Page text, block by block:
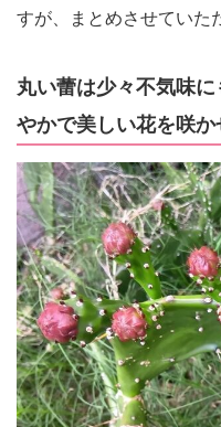
すが、まとめさせていた
丸い蕾は少々不気味
やかで美しい花を咲か